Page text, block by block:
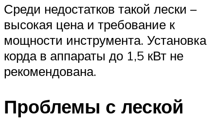
Среди недостатков такой лески –
высокая цена и требование к
мощности инструмента. Установка
корда в аппараты до 1,5 кВт не
рекомендована.
Проблемы с леской